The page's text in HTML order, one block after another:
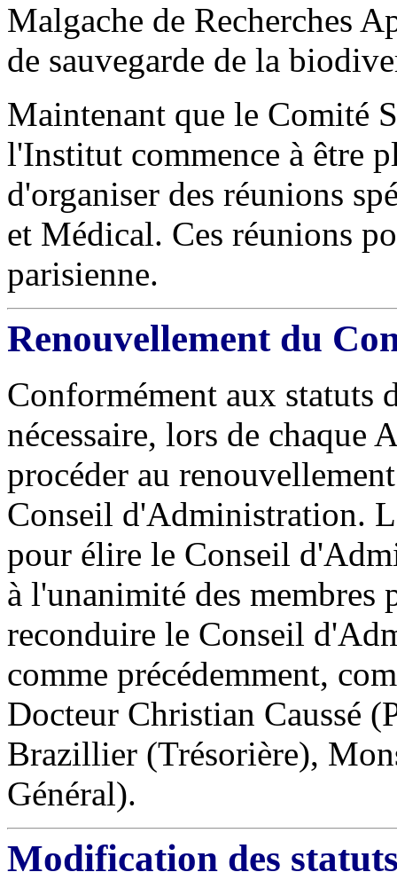
Malgache de Recherches
de sauvegarde de la
Maintenant que le Comité
l'Institut commence à être
d'organiser des réunions
et Médical. Ces réunions
parisienne.
Renouvellement du
Conformément aux
nécessaire, lors de chaque
procéder au
Conseil d'Administration.
pour élire le Conseil
à l'unanimité des membres
reconduire le Conseil
comme précédemment,
Docteur Christian Caussé
Brazillier (Trésorière),
Général).
Modification des